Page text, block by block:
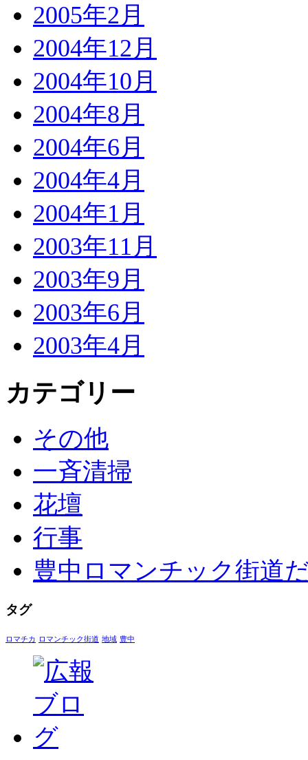
2005年2月
2004年12月
2004年10月
2004年8月
2004年6月
2004年4月
2004年1月
2003年11月
2003年9月
2003年6月
2003年4月
カテゴリー
その他
一斉清掃
花壇
行事
豊中ロマンチック街道
タグ
ロマチカ ロマンチック街道 地域 豊中